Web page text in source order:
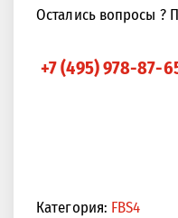
Остались вопросы ?
+7 (495) 978-87-
Категория: FBS4